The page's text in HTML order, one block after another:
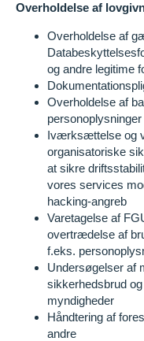
Overholdelse af
Overholdelse af
og andre legitime
Overholdelse af
Iværksættelse og
organisatoriske
at sikre
vores services
hacking-angreb
Varetagelse af
overtrædelse af
f.eks.
Undersøgelser af
sikkerhedsbrud
myndigheder
Håndtering af
andre